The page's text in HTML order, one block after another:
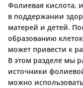
Фолиевая кислота,
в поддержании
матерей и детей.
образованию
может привести к
В этом разделе мы
источники
можно